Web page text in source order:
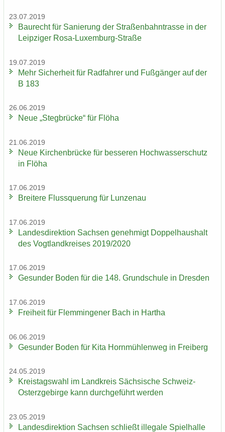
23.07.2019
Bau­recht für Sa­nie­rung der Stra­ßen­bahn­tras­se in der
Leip­zi­ger Rosa-​Luxemburg-Straße
19.07.2019
Mehr Si­cher­heit für Rad­fah­rer und Fuß­gän­ger auf der
B 183
26.06.2019
Neue „Steg­brü­cke“ für Flöha
21.06.2019
Neue Kir­chen­brü­cke für bes­se­ren Hoch­was­ser­schutz
in Flöha
17.06.2019
Brei­te­re Fluss­que­rung für Lun­zen­au
17.06.2019
Lan­des­di­rek­ti­on Sach­sen ge­neh­migt Dop­pel­haus­halt
des Vogt­land­krei­ses 2019/2020
17.06.2019
Ge­sun­der Boden für die 148. Grund­schu­le in Dres­den
17.06.2019
Frei­heit für Flem­min­ge­ner Bach in Har­tha
06.06.2019
Ge­sun­der Boden für Kita Horn­müh­len­weg in Frei­berg
24.05.2019
Kreis­tags­wahl im Land­kreis Säch­si­sche Schweiz-​
Osterzgebirge kann durch­ge­führt wer­den
23.05.2019
Lan­des­di­rek­ti­on Sach­sen schließt il­le­ga­le Spiel­hal­le